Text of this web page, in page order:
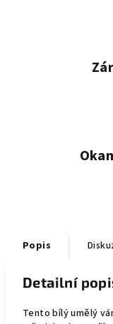
Popis
Detailní
Tento bílý umělý